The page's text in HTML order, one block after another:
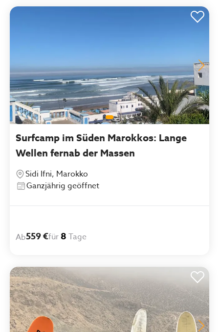
Surfcamp im Süden Marokkos: Lange
Wellen fernab der Massen
Sidi Ifni, Marokko
Ganzjährig geöffnet
Ab559 €für 8 Tage